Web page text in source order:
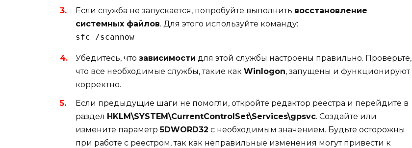
Если служба не запускается, попробуйте выполнить восстановление
системных файлов. Для этого используйте команду:
sfc /scannow
Убедитесь, что зависимости для этой службы настроены правильно. Проверьте,
что все необходимые службы, такие как Winlogon, запущены и функционируют
корректно.
Если предыдущие шаги не помогли, откройте редактор реестра и перейдите в
раздел HKLM\SYSTEM\CurrentControlSet\Services\gpsvc. Создайте или
измените параметр5DWORD32 с необходимым значением. Будьте осторожны
при работе с реестром, так как неправильные изменения могут привести к